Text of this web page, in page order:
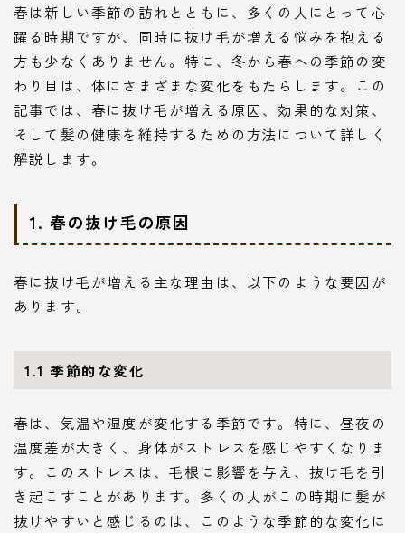
春は新しい季節の訪れとともに、多くの人にとって心
躍る時期ですが、同時に抜け毛が増える悩みを抱える
方も少なくありません。特に、冬から春への季節の変
わり目は、体にさまざまな変化をもたらします。この
記事では、春に抜け毛が増える原因、効果的な対策、
そして髪の健康を維持するための方法について詳しく
解説します。
1. 春の抜け毛の原因
春に抜け毛が増える主な理由は、以下のような要因が
あります。
1.1 季節的な変化
春は、気温や湿度が変化する季節です。特に、昼夜の
温度差が大きく、身体がストレスを感じやすくなりま
す。このストレスは、毛根に影響を与え、抜け毛を引
き起こすことがあります。多くの人がこの時期に髪が
抜けやすいと感じるのは、このような季節的な変化に